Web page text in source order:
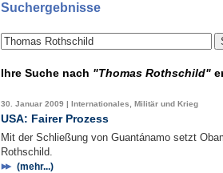
Suchergebnisse
Ihre Suche nach "Thomas Rothschild"
30. Januar 2009 | Internationales, Militär und Krieg
USA: Fairer Prozess
Mit der Schließung von Guantánamo setzt
Rothschild.
(mehr...)